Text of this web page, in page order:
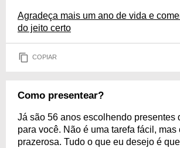
Agradeça mais um ano de vida e
do jeito certo
COPIAR
Como presentear?
Já são 56 anos escolhendo presentes
para você. Não é uma tarefa fácil, mas
prazerosa. Tudo o que eu desejo é